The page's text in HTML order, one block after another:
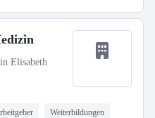
Elisabeth
Weiterbildungen